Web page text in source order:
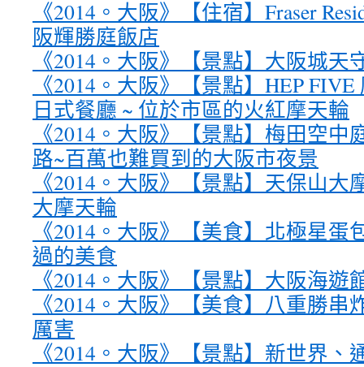
《2014。大阪》【住宿】Fraser
阪輝勝庭飯店
《2014。大阪》【景點】大阪城天
《2014。大阪》【景點】HEP
日式餐廳 ~ 位於市區的火紅摩天輪
《2014。大阪》【景點】梅田空
路~百萬也難買到的大阪市夜景
《2014。大阪》【景點】天保山
大摩天輪
《2014。大阪》【美食】北極星
過的美食
《2014。大阪》【景點】大阪海
《2014。大阪》【美食】八重勝
厲害
《2014。大阪》【景點】新世界